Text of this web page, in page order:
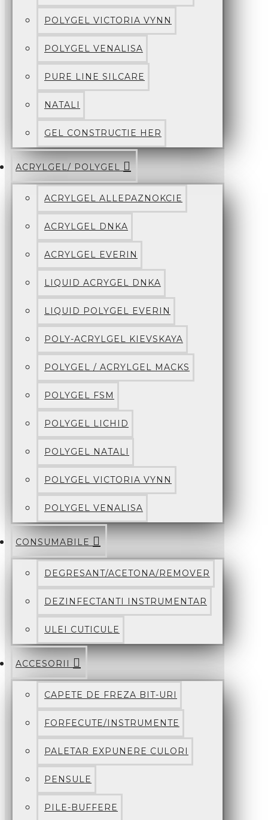
POLYGEL VICTORIA VYNN
POLYGEL VENALISA
PURE LINE SILCARE
NATALI
GEL CONSTRUCTIE HER
ACRYLGEL/ POLYGEL
ACRYLGEL ALLEPAZNOKCIE
ACRYLGEL DNKA
ACRYLGEL EVERIN
LIQUID ACRYGEL DNKA
LIQUID POLYGEL EVERIN
POLY-ACRYLGEL KIEVSKAYA
POLYGEL / ACRYLGEL MACKS
POLYGEL FSM
POLYGEL LICHID
POLYGEL NATALI
POLYGEL VICTORIA VYNN
POLYGEL VENALISA
CONSUMABILE
DEGRESANT/ACETONA/REMOVER
DEZINFECTANTI INSTRUMENTAR
ULEI CUTICULE
ACCESORII
CAPETE DE FREZA BIT-URI
FORFECUTE/INSTRUMENTE
PALETAR EXPUNERE CULORI
PENSULE
PILE-BUFFERE